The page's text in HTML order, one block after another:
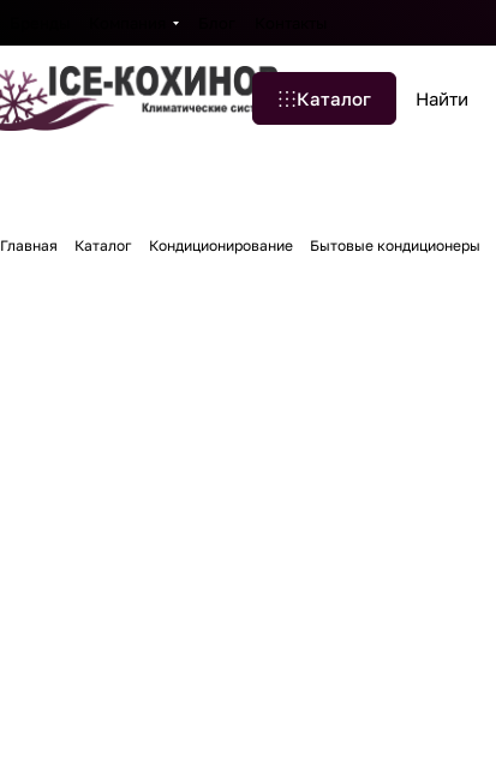
Каталог
Главная Каталог Кондиционирование Бытовые кондиционеры